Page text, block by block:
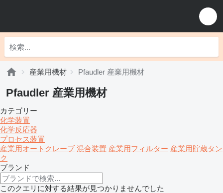
産業用機材 Pfaudler 産業用機材
Pfaudler 産業用機材
カテゴリー
化学装置
化学反応器
プロセス装置
産業用オートクレーブ 混合装置 産業用フィルター 産業用貯蔵タン
ク
ブランド
このクエリに対する結果が見つかりませんでした